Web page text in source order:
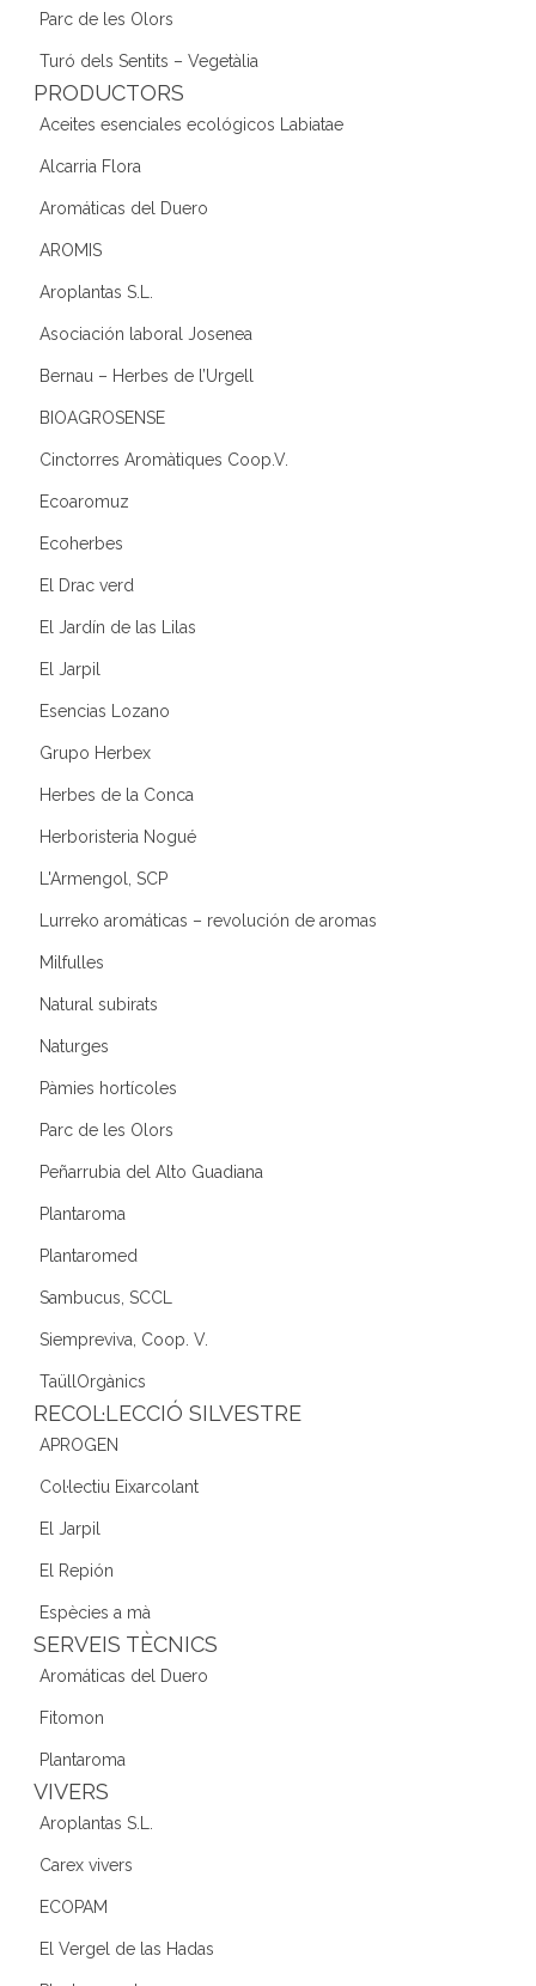
Parc de les Olors
Turó dels Sentits – Vegetàlia
PRODUCTORS
Aceites esenciales ecológicos Labiatae
Alcarria Flora
Aromáticas del Duero
AROMIS
Aroplantas S.L.
Asociación laboral Josenea
Bernau – Herbes de l’Urgell
BIOAGROSENSE
Cinctorres Aromàtiques Coop.V.
Ecoaromuz
Ecoherbes
El Drac verd
El Jardín de las Lilas
El Jarpil
Esencias Lozano
Grupo Herbex
Herbes de la Conca
Herboristeria Nogué
L'Armengol, SCP
Lurreko aromáticas – revolución de aromas
Milfulles
Natural subirats
Naturges
Pàmies hortícoles
Parc de les Olors
Peñarrubia del Alto Guadiana
Plantaroma
Plantaromed
Sambucus, SCCL
Siempreviva, Coop. V.
TaüllOrgànics
RECOL·LECCIÓ SILVESTRE
APROGEN
Col·lectiu Eixarcolant
El Jarpil
El Repión
Espècies a mà
SERVEIS TÈCNICS
Aromáticas del Duero
Fitomon
Plantaroma
VIVERS
Aroplantas S.L.
Carex vivers
ECOPAM
El Vergel de las Hadas